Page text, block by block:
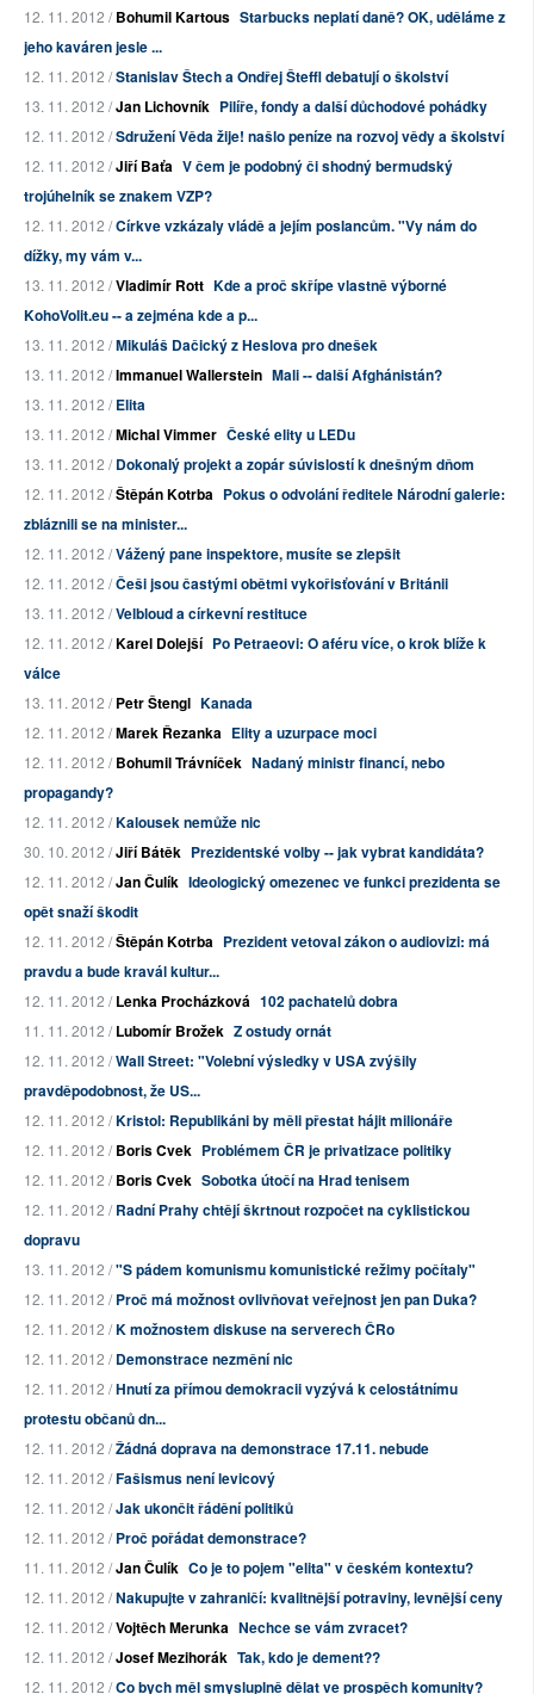
12. 11. 2012 /Bohumil Kartous Starbucks neplatí daně? OK, uděláme z
jeho kaváren jesle ...
12. 11. 2012 /Stanislav Štech a Ondřej Šteffl debatují o školství
13. 11. 2012 /Jan Lichovník Pilíře, fondy a další důchodové pohádky
12. 11. 2012 /Sdružení Věda žije! našlo peníze na rozvoj vědy a školství
12. 11. 2012 /Jiří Baťa V čem je podobný či shodný bermudský
trojúhelník se znakem VZP?
12. 11. 2012 /Církve vzkázaly vládě a jejím poslancům. "Vy nám do
dížky, my vám v...
13. 11. 2012 /Vladimír Rott Kde a proč skřípe vlastně výborné
KohoVolit.eu -- a zejména kde a p...
13. 11. 2012 /Mikuláš Dačický z Heslova pro dnešek
13. 11. 2012 /Immanuel Wallerstein Mali -- další Afghánistán?
13. 11. 2012 /Elita
13. 11. 2012 /Michal Vimmer České elity u LEDu
13. 11. 2012 /Dokonalý projekt a zopár súvislostí k dnešným dňom
12. 11. 2012 /Štěpán Kotrba Pokus o odvolání ředitele Národní galerie:
zbláznili se na minister...
12. 11. 2012 /Vážený pane inspektore, musíte se zlepšit
12. 11. 2012 /Češi jsou častými obětmi vykořisťování v Británii
13. 11. 2012 /Velbloud a církevní restituce
12. 11. 2012 /Karel Dolejší Po Petraeovi: O aféru více, o krok blíže k
válce
13. 11. 2012 /Petr Štengl Kanada
12. 11. 2012 /Marek Řezanka Elity a uzurpace moci
12. 11. 2012 /Bohumil Trávníček Nadaný ministr financí, nebo
propagandy?
12. 11. 2012 /Kalousek nemůže nic
30. 10. 2012 /Jiří Bátěk Prezidentské volby -- jak vybrat kandidáta?
12. 11. 2012 /Jan Čulík Ideologický omezenec ve funkci prezidenta se
opět snaží škodit
12. 11. 2012 /Štěpán Kotrba Prezident vetoval zákon o audiovizi: má
pravdu a bude kravál kultur...
12. 11. 2012 /Lenka Procházková 102 pachatelů dobra
11. 11. 2012 /Lubomír Brožek Z ostudy ornát
12. 11. 2012 /Wall Street: "Volební výsledky v USA zvýšily
pravděpodobnost, že US...
12. 11. 2012 /Kristol: Republikáni by měli přestat hájit milionáře
12. 11. 2012 /Boris Cvek Problémem ČR je privatizace politiky
12. 11. 2012 /Boris Cvek Sobotka útočí na Hrad tenisem
12. 11. 2012 /Radní Prahy chtějí škrtnout rozpočet na cyklistickou
dopravu
13. 11. 2012 /"S pádem komunismu komunistické režimy počítaly"
12. 11. 2012 /Proč má možnost ovlivňovat veřejnost jen pan Duka?
12. 11. 2012 /K možnostem diskuse na serverech ČRo
12. 11. 2012 /Demonstrace nezmění nic
12. 11. 2012 /Hnutí za přímou demokracii vyzývá k celostátnímu
protestu občanů dn...
12. 11. 2012 /Žádná doprava na demonstrace 17.11. nebude
12. 11. 2012 /Fašismus není levicový
12. 11. 2012 /Jak ukončit řádění politiků
12. 11. 2012 /Proč pořádat demonstrace?
11. 11. 2012 /Jan Čulík Co je to pojem "elita" v českém kontextu?
12. 11. 2012 /Nakupujte v zahraničí: kvalitnější potraviny, levnější ceny
12. 11. 2012 /Vojtěch Merunka Nechce se vám zvracet?
12. 11. 2012 /Josef Mezihorák Tak, kdo je dement??
12. 11. 2012 /Co bych měl smysluplně dělat ve prospěch komunity?